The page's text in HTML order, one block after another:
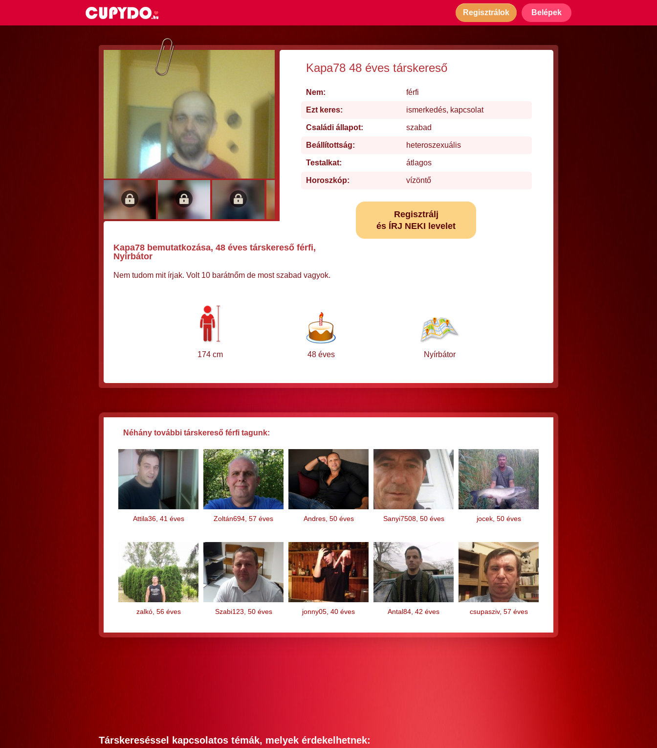
Regisztrálok Belépek
Kapa78 48 éves társkereső
Nem: férfi
Ezt keres: ismerkedés, kapcsolat
Családi állapot: szabad
Beállítottság: heteroszexuális
Testalkat: átlagos
Horoszkóp: vízöntő
Regisztrálj
és ÍRJ NEKI levelet
Kapa78 bemutatkozása, 48 éves társkereső férfi,
Nyírbátor
Nem tudom mit írjak. Volt 10 barátnőm de most szabad vagyok.
174 cm 48 éves Nyírbátor
Néhány további társkereső férfi tagunk:
Attila36, 41 éves Zoltán694, 57 éves Andres, 50 éves Sanyi7508, 50 éves jocek, 50 éves
zalkó, 56 éves Szabi123, 50 éves jonny05, 40 éves Antal84, 42 éves csupasziv, 57 éves
Társkereséssel kapcsolatos témák, melyek érdekelhetnek: